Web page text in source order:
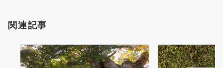
関連記事